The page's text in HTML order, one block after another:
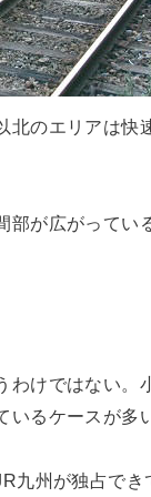
のエリアは快
が広がってい
わけではない。
るケースが多
九州が独占で